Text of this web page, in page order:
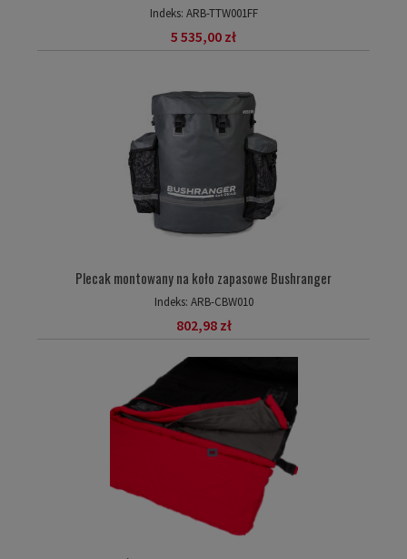
Indeks: ARB-TTW001FF
5 535,00 zł
Plecak montowany na koło zapasowe Bushranger
Indeks: ARB-CBW010
802,98 zł